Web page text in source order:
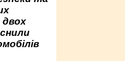
двох